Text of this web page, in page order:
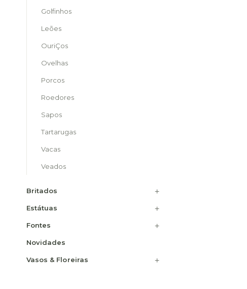
Golfinhos
Leões
OuriÇos
Ovelhas
Porcos
Roedores
Sapos
Tartarugas
Vacas
Veados
Britados
Estátuas
Fontes
Novidades
Vasos & Floreiras